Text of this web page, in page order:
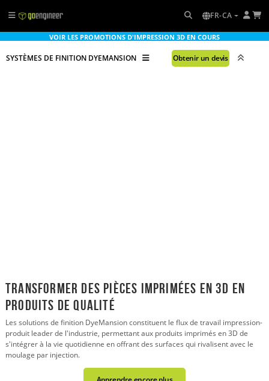
FR-CA
VOIR LES PROMOTIONS D'IMPRESSION 3D EN COURS
SYSTÈMES DE FINITION DYEMANSION Obtenir un devis
Transformer des pièces imprimées en 3D en
produits de qualité
Les solutions de finition DyeMansion constituent le flux de travail impression-
produit leader de l'industrie, permettant aux produits imprimés en 3D de
s'intégrer à la vie quotidienne en offrant des surfaces qui rivalisent avec le
moulage par injection.